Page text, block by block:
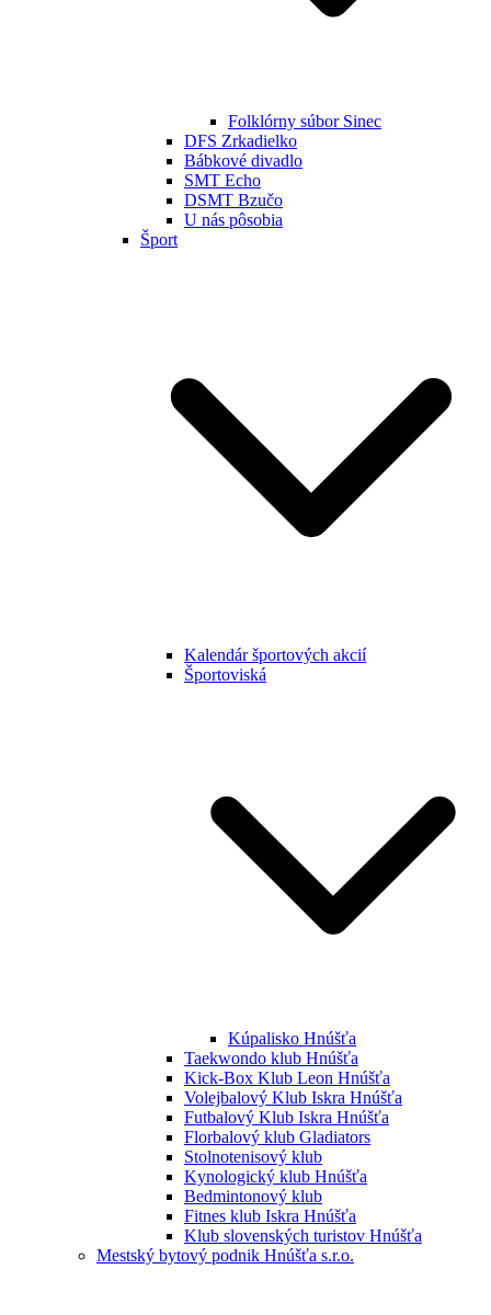
Folklórny súbor Sinec
DFS Zrkadielko
Bábkové divadlo
SMT Echo
DSMT Bzučo
U nás pôsobia
Šport
Kalendár športových akcií
Športoviská
Kúpalisko Hnúšťa
Taekwondo klub Hnúšťa
Kick-Box Klub Leon Hnúšťa
Volejbalový Klub Iskra Hnúšťa
Futbalový Klub Iskra Hnúšťa
Florbalový klub Gladiators
Stolnotenisový klub
Kynologický klub Hnúšťa
Bedmintonový klub
Fitnes klub Iskra Hnúšťa
Klub slovenských turistov Hnúšťa
Mestský bytový podnik Hnúšťa s.r.o.